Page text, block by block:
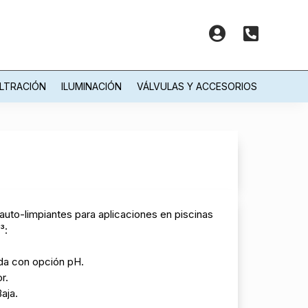
 
ILUMINACIÓN VÁLVULAS Y ACCESORIOS
limpiantes para aplicaciones en piscinas
con opción pH.